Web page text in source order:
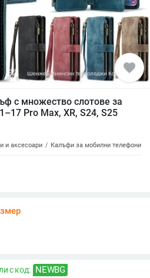
favorite
с множество слотове за
Pro Max, XR, S24, S25
и аксесоари Калъфи за мобилни телефони
с код: NEWBG